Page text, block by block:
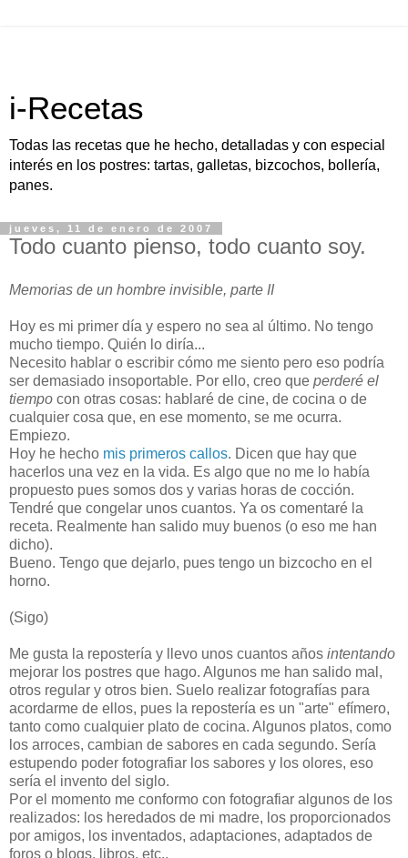
i-Recetas
Todas las recetas que he hecho, detalladas y con especial
interés en los postres: tartas, galletas, bizcochos, bollería,
panes.
jueves, 11 de enero de 2007
Todo cuanto pienso, todo cuanto soy.
Memorias de un hombre invisible, parte II
Hoy es mi primer día y espero no sea al último. No tengo
mucho tiempo. Quién lo diría...
Necesito hablar o escribir cómo me siento pero eso podría
ser demasiado insoportable. Por ello, creo que perderé el
tiempo con otras cosas: hablaré de cine, de cocina o de
cualquier cosa que, en ese momento, se me ocurra.
Empiezo.
Hoy he hecho mis primeros callos. Dicen que hay que
hacerlos una vez en la vida. Es algo que no me lo había
propuesto pues somos dos y varias horas de cocción.
Tendré que congelar unos cuantos. Ya os comentaré la
receta. Realmente han salido muy buenos (o eso me han
dicho).
Bueno. Tengo que dejarlo, pues tengo un bizcocho en el
horno.
(Sigo)
Me gusta la repostería y llevo unos cuantos años intentando
mejorar los postres que hago. Algunos me han salido mal,
otros regular y otros bien. Suelo realizar fotografías para
acordarme de ellos, pues la repostería es un "arte" efímero,
tanto como cualquier plato de cocina. Algunos platos, como
los arroces, cambian de sabores en cada segundo. Sería
estupendo poder fotografiar los sabores y los olores, eso
sería el invento del siglo.
Por el momento me conformo con fotografiar algunos de los
realizados: los heredados de mi madre, los proporcionados
por amigos, los inventados, adaptaciones, adaptados de
foros o blogs, libros, etc..